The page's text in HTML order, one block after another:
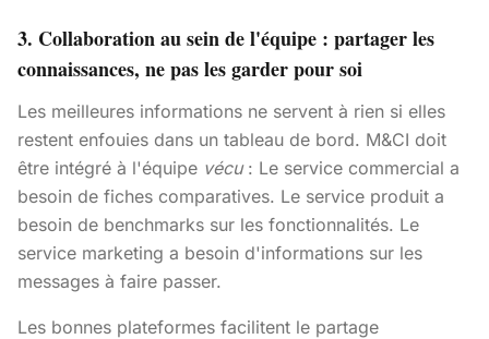
3. Collaboration au sein de l'équipe : partager les
connaissances, ne pas les garder pour soi
Les meilleures informations ne servent à rien si elles
restent enfouies dans un tableau de bord. M&CI doit
être intégré à l'équipe vécu: Le service commercial a
besoin de fiches comparatives. Le service produit a
besoin de benchmarks sur les fonctionnalités. Le
service marketing a besoin d'informations sur les
messages à faire passer.
Les bonnes plateformes facilitent le partage